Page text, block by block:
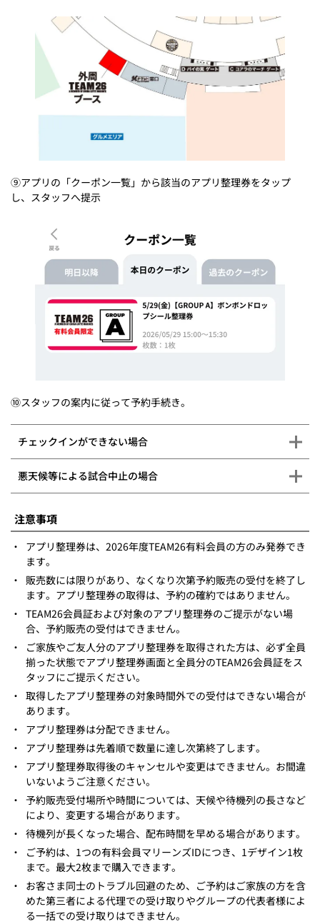
⑨アプリの「クーポン一覧」から該当のアプリ整理券をタップ
し、スタッフへ提示
⑩スタッフの案内に従って予約手続き。
チェックインができない場合
悪天候等による試合中止の場合
注意事項
・
アプリ整理券は、2026年度TEAM26有料会員の方のみ発券でき
ます。
・
販売数には限りがあり、なくなり次第予約販売の受付を終了し
ます。アプリ整理券の取得は、予約の確約ではありません。
・ TEAM26会員証および対象のアプリ整理券のご提示がない場
合、予約販売の受付はできません。
・
ご家族やご友人分のアプリ整理券を取得された方は、必ず全員
揃った状態でアプリ整理券画面と全員分のTEAM26会員証をス
タッフにご提示ください。
・ 取得したアプリ整理券の対象時間外での受付はできない場合が
あります。
・
アプリ整理券は分配できません。
・
アプリ整理券は先着順で数量に達し次第終了します。
・
アプリ整理券取得後のキャンセルや変更はできません。お間違
いないようご注意ください。
・ 予約販売受付場所や時間については、天候や待機列の長さなど
により、変更する場合があります。
・ 待機列が長くなった場合、配布時間を早める場合があります。
・
ご予約は、1つの有料会員マリーンズIDにつき、1デザイン1枚
まで。最大2枚まで購入できます。
・
お客さま同士のトラブル回避のため、ご予約はご家族の方を含
めた第三者による代理での受け取りやグループの代表者様によ
る一括での受け取りはできません。